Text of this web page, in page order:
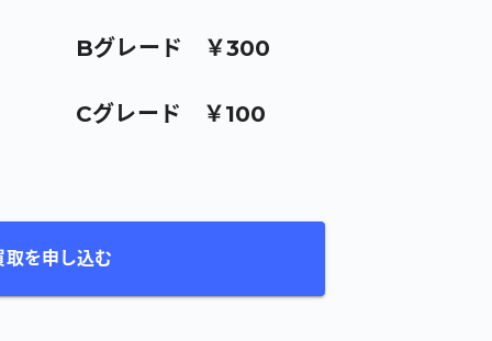
Bグレード ￥300
Cグレード ￥100
取を申し込む